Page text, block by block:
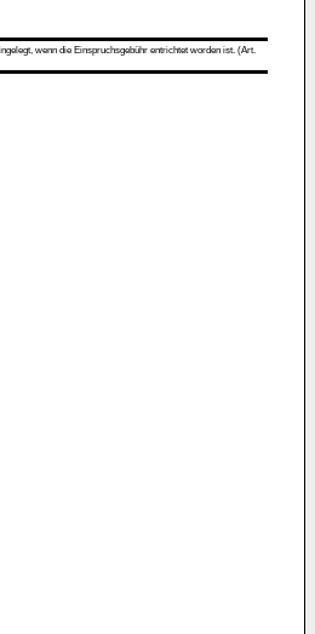
wenn die Einspruchsgebühr entrichtet worden ist. (Art.